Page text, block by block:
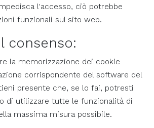
l'accesso, ciò potrebbe
funzionali sul sito web.
consenso:
la memorizzazione dei cookie
corrispondente del software del
presente che, se lo fai, potresti
di utilizzare tutte le funzionalità di
massima misura possibile.